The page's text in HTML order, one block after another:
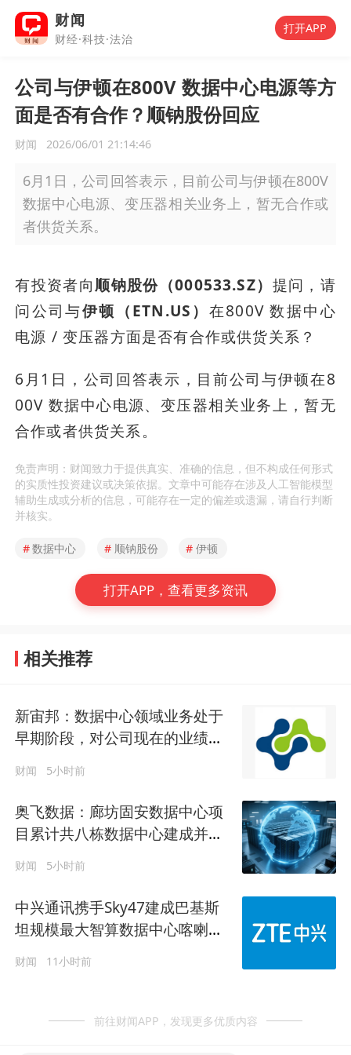
财闻
财经·科技·法治
打开APP
公司与伊顿在800V 数据中心电源等方
面是否有合作？顺钠股份回应
财闻 2026/06/01 21:14:46
6月1日，公司回答表示，目前公司与伊顿在800V
数据中心电源、变压器相关业务上，暂无合作或
者供货关系。
有投资者向顺钠股份（000533.SZ） 提问，请
问公司与伊顿（ETN.US） 在800V 数据中心
电源 / 变压器方面是否有合作或供货关系？
6月1日，公司回答表示，目前公司与伊顿在8
00V 数据中心电源、变压器相关业务上，暂无
合作或者供货关系。
免责声明：财闻致力于提供真实、准确的信息，但不构成任何形式
的实质性投资建议或决策依据。文章中可能存在涉及人工智能模型
辅助生成或分析的信息，可能存在一定的偏差或遗漏，请自行判断
并核实。
#数据中心 # 顺钠股份 # 伊顿
打开APP，查看更多资讯
相关推荐
新宙邦：数据中心领域业务处于
早期阶段，对公司现在的业绩影
响非常小
财闻 5小时前
奥飞数据：廊坊固安数据中心项
目累计共八栋数据中心建成并交
付运营
财闻 5小时前
中兴通讯携手Sky47建成巴基斯
坦规模最大智算数据中心喀喇昆
仑一号数据中心正式落成
财闻 11小时前
前往财闻APP，发现更多优质内容